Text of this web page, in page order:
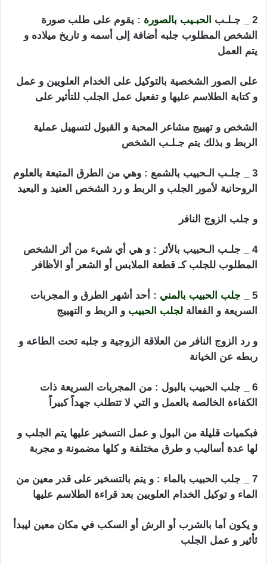
2 _ جـلـب الحبـيب بالصورة : يقوم على طلب صورة
الشخص المطلوب جلبه أضافة إلى أسمه و تاريخ ميلاده و
يتم العمل
على الصور الشخصية بالتوكيل على الخدام العلويين و عمل
و كتابة الطلاسم عليها و تفعيل عمل الجلب للتأثير على
الشخص و تهييج مشاعر المحبة و القبول لتسهيل عملية
الربط و بذلك يتم جـلـب الشخص
3 _ جلـب الـحبيب بالشمع : وهي من الطرق المتبعة بالعلوم
الروحانية لأمور الجلب و الربط و رد الشخص العنيد و البعيد
و جلب الزوج النافر
4 _ جلـب الـحبيب بالأثر : و هي أي شيء من أثر الشخص
المطلوب للجلب كـ قطعة الملابس أو الشعر أو الأظافر
5 _ جلب الحبيب بالمني : أحد أشهر الطرق و المجربات
السريعة و الفعالة لجلب الحبيب و الربط و التهييج
و رد الزوج النافر من العلاقة الزوجية و جلبه تحت الطاعه و
ربطه عن الخيانة
6 _ جلب الحبيب بالبول : من المجربات السريعة ذات
الكفاءة الخالصة بالعمل و التي لا تتطلب جهداً كبيراً
فبكميات قليلة من البول و عمل التسخير عليها يتم الجلب و
لها عدة أساليب و طرق مختلفة و كلها مضمونة و مجربة
7 _ جلب الحبيب بالماء : و يتم بالتسخير على قدر معين من
الماء و توكيل الخدام العلويين بعد قراءة الطلاسم عليها
و يكون أما بالشرب أو الرش أو السكب في مكان معين ليبدأ
ثأثير و عمل الجلب